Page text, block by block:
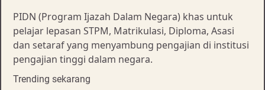
PIDN (Program Ijazah Dalam Negara) khas untuk
pelajar lepasan STPM, Matrikulasi, Diploma, Asasi
dan setaraf yang menyambung pengajian di institusi
pengajian tinggi dalam negara.
Trending sekarang